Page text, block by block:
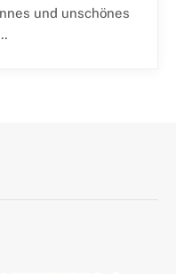
und unschönes